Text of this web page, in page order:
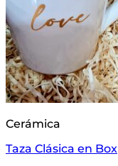
Cerámica
Taza Clásica en Box